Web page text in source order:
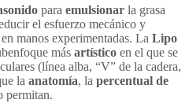
para emulsionar la grasa
el esfuerzo mecánico y
en manos experimentadas. La Lipo
más artístico en el que se
(línea alba, “V” de la cadera,
la anatomía, la percentual de
permitan.